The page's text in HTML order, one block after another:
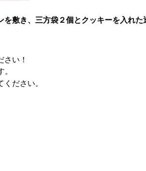
敷き、三方袋２個とクッキーを入れ
い！
ださい。